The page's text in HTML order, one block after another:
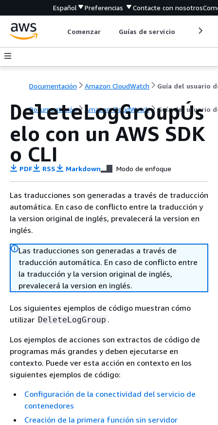
Español Preferencias Contacte con nosotros
Comenzar Guías de servicio
Documentación Amazon CloudWatch Guía del usuario
Documentación Amazon CloudWatch Guía del usuario
DeleteLogGroupÚs
elo con un AWS SDK
o CLI
PDF RSS Markdown Modo de enfoque
Las traducciones son generadas a través de traducción
automática. En caso de conflicto entre la traducción y
la version original de inglés, prevalecerá la version en
inglés.
Las traducciones son generadas a través de
traducción automática. En caso de conflicto entre
la traducción y la version original de inglés,
prevalecerá la version en inglés.
Los siguientes ejemplos de código muestran cómo
utilizar DeleteLogGroup .
Los ejemplos de acciones son extractos de código de
programas más grandes y deben ejecutarse en
contexto. Puede ver esta acción en contexto en los
siguientes ejemplos de código:
Configuración de la conectividad del servicio de
contenedores
Creación de la primera función sin servidor